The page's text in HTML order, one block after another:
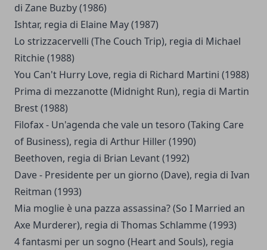
di Zane Buzby (1986)
Ishtar, regia di Elaine May (1987)
Lo strizzacervelli (The Couch Trip), regia di Michael
Ritchie (1988)
You Can't Hurry Love, regia di Richard Martini (1988)
Prima di mezzanotte (Midnight Run), regia di Martin
Brest (1988)
Filofax - Un'agenda che vale un tesoro (Taking Care
of Business), regia di Arthur Hiller (1990)
Beethoven, regia di Brian Levant (1992)
Dave - Presidente per un giorno (Dave), regia di Ivan
Reitman (1993)
Mia moglie è una pazza assassina? (So I Married an
Axe Murderer), regia di Thomas Schlamme (1993)
4 fantasmi per un sogno (Heart and Souls), regia